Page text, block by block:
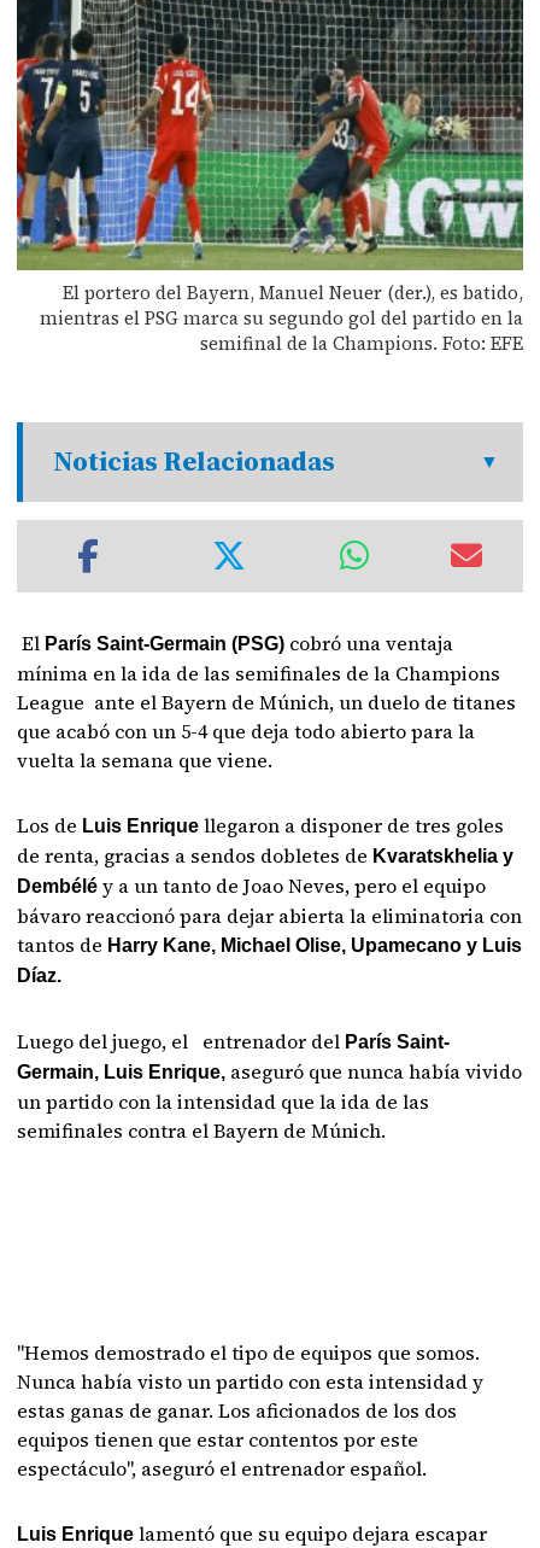
El portero del Bayern, Manuel Neuer (der.), es batido,
mientras el PSG marca su segundo gol del partido en la
semifinal de la Champions. Foto: EFE
Noticias Relacionadas
El París Saint-Germain (PSG) cobró una ventaja
mínima en la ida de las semifinales de la Champions
League ante el Bayern de Múnich, un duelo de titanes
que acabó con un 5-4 que deja todo abierto para la
vuelta la semana que viene.
Los de Luis Enriquellegaron a disponer de tres goles
de renta, gracias a sendos dobletes de Kvaratskhelia y
Dembélé y a un tanto de Joao Neves, pero el equipo
bávaro reaccionó para dejar abierta la eliminatoria con
tantos de Harry Kane, Michael Olise, Upamecano y Luis
Díaz.
Luego del juego, el entrenador del París Saint-
Germain, Luis Enrique, aseguró que nunca había vivido
un partido con la intensidad que la ida de las
semifinales contra el Bayern de Múnich.
"Hemos demostrado el tipo de equipos que somos.
Nunca había visto un partido con esta intensidad y
estas ganas de ganar. Los aficionados de los dos
equipos tienen que estar contentos por este
espectáculo", aseguró el entrenador español.
Luis Enrique lamentó que su equipo dejara escapar